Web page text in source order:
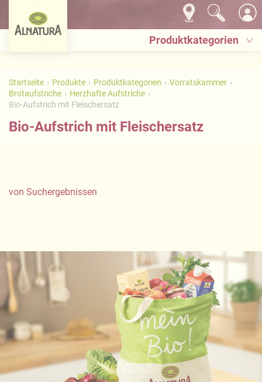
Produktkategorien
Startseite Produkte Produktkategorien
Vorratskammer
Brotaufstriche
Herzhafte Aufstriche
Bio-Aufstrich mit Fleischersatz
Bio-Aufstrich mit Fleischersatz
von Suchergebnissen